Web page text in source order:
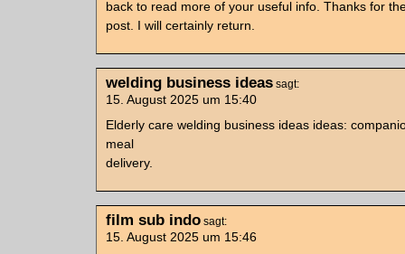
back to read more of your useful info. Thanks for
post. I will certainly return.
welding business ideas sagt:
15. August 2025 um 15:40
Elderly care welding business ideas ideas:
meal
delivery.
film sub indo sagt:
15. August 2025 um 15:46